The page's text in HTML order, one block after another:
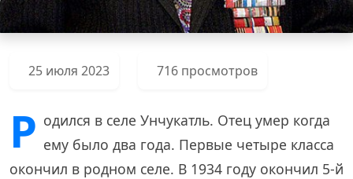
25 июля 2023 716 просмотров
Р одился в селе Унчукатль. Отец умер когда
ему было два года. Первые четыре класса
окончил в родном селе. В 1934 году окончил 5-й